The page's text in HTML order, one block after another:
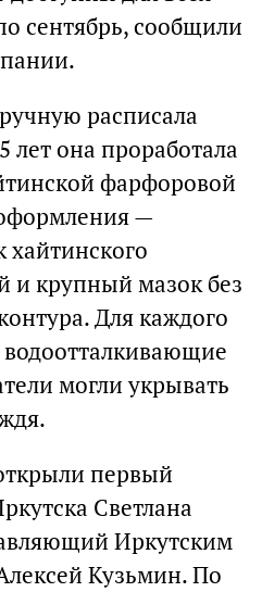
сентябрь, сообщили
расписала
лет она проработала
фарфоровой
—
крупный мазок без
Для каждого
могли укрывать
первый
Светлана
Иркутским
Кузьмин. По